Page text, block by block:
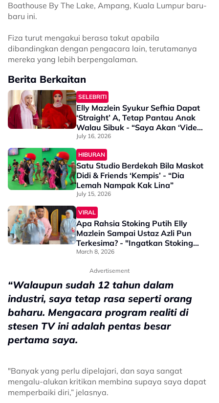
Boathouse By The Lake, Ampang, Kuala Lumpur baru-
baru ini.
Fiza turut mengakui berasa takut apabila
dibandingkan dengan pengacara lain, terutamanya
mereka yang lebih berpengalaman.
Berita Berkaitan
SELEBRITI
Elly Mazlein Syukur Sefhia Dapat
‘Straight’ A, Tetap Pantau Anak
Walau Sibuk - “Saya Akan ‘Video
Call’ Dia Dan Tanya
‘Homework’…”
July 16, 2026
HIBURAN
Satu Studio Berdekah Bila Maskot
Didi & Friends ‘Kempis’ - “Dia
Lemah Nampak Kak Lina”
July 15, 2026
VIRAL
Apa Rahsia Stoking Putih Elly
Mazlein Sampai Ustaz Azli Pun
Terkesima? - "Ingatkan Stoking
Bola, Rupa-Rupanya ..."
March 8, 2026
Advertisement
“Walaupun sudah 12 tahun dalam
industri, saya tetap rasa seperti orang
baharu. Mengacara program realiti di
stesen TV ini adalah pentas besar
pertama saya.
"Banyak yang perlu dipelajari, dan saya sangat
mengalu-alukan kritikan membina supaya saya dapat
memperbaiki diri,” jelasnya.